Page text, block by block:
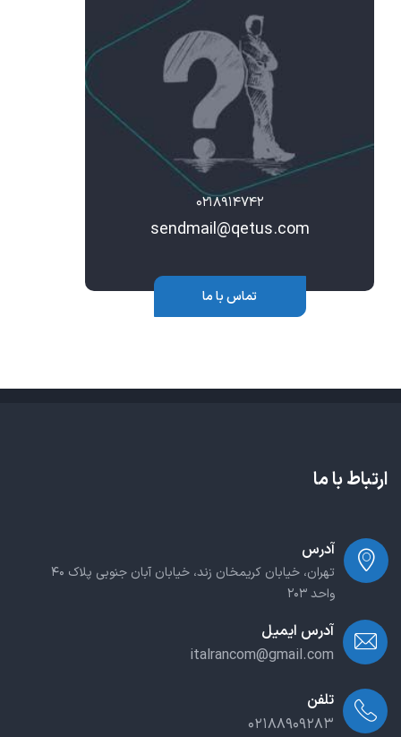
۰۲۱۸۹۱۴۷۴۲
sendmail@qetus.com
تماس با ما
ارتباط با ما
آدرس
تهران، خیابان کریمخان زند، خیابان آبان جنوبی پلاک ۴۰
واحد ۲۰۳
آدرس ایمیل
italrancom@gmail.com
تلفن
۰۲۱۸۸۹۰۹۲۸۳